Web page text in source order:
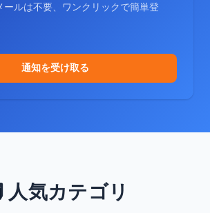
ールは不要、ワンクリックで簡単登
通知を受け取る
気カテゴリ